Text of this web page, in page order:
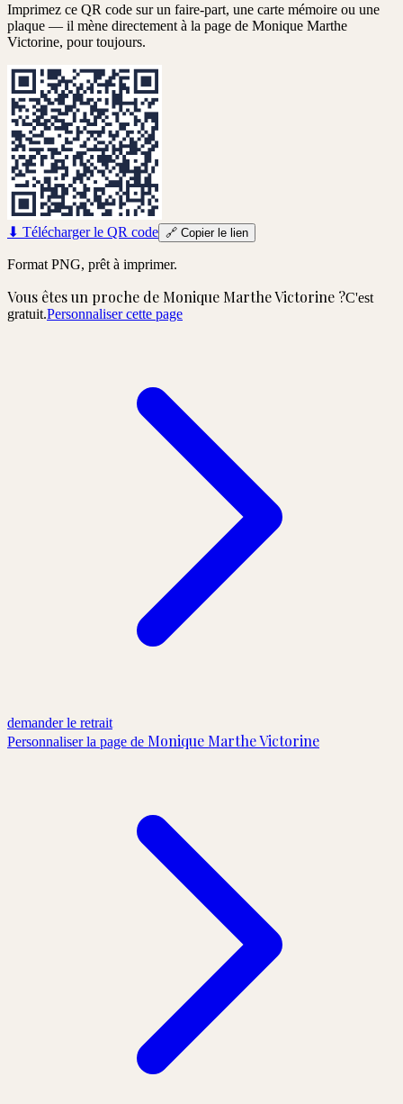
Imprimez ce QR code sur un faire-part, une carte mémoire ou une
plaque — il mène directement à la page de Monique Marthe
Victorine, pour toujours.
⬇ Télécharger le QR code 🔗 Copier le lien
Format PNG, prêt à imprimer.
Vous êtes un proche de Monique Marthe Victorine ?C'est
gratuit.Personnaliser cette page
demander le retrait
Personnaliser la page de Monique Marthe Victorine